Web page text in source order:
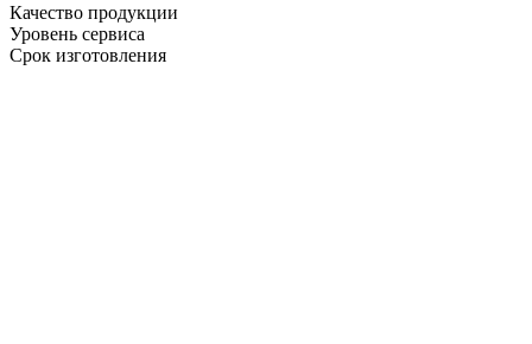
Качество продукции
Уровень сервиса
Срок изготовления